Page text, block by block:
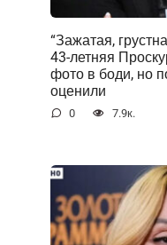
“Зажатая,
43-летняя
фото в боди, но
оценили
0 7.9к.